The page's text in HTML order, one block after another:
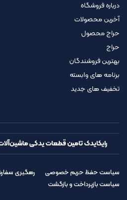
درباره فروشگاه
آخرین محصولات
حراج محصول
حراج
بهترین فروشندگان
برنامه های وابسته
تخفیف های جدید
رایکایدک تامین قطعات یدکی
سیاست حفظ حریم خصوصی رهگیری
سیاست بازپرداخت و بازگشت